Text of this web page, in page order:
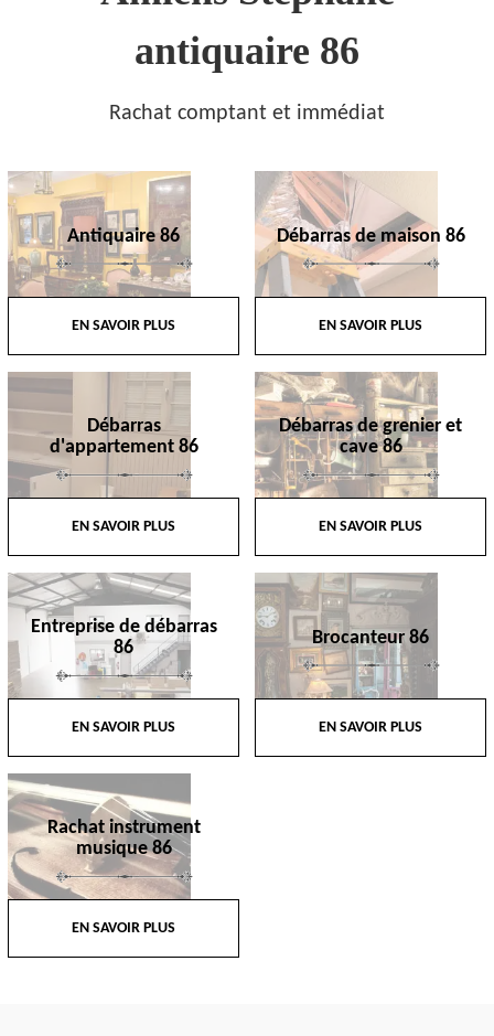
antiquaire 86
Rachat comptant et immédiat
Antiquaire 86
EN SAVOIR PLUS
Débarras de maison 86
EN SAVOIR PLUS
Débarras
d'appartement 86
EN SAVOIR PLUS
Débarras de grenier et
cave 86
EN SAVOIR PLUS
Entreprise de débarras
86
EN SAVOIR PLUS
Brocanteur 86
EN SAVOIR PLUS
Rachat instrument
musique 86
EN SAVOIR PLUS